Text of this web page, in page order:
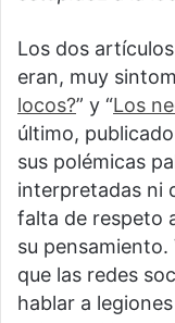
Los dos
eran, muy
locos?” y “Los
último,
sus polémicas
interpretadas ni
falta de respeto
su
que las redes
hablar a